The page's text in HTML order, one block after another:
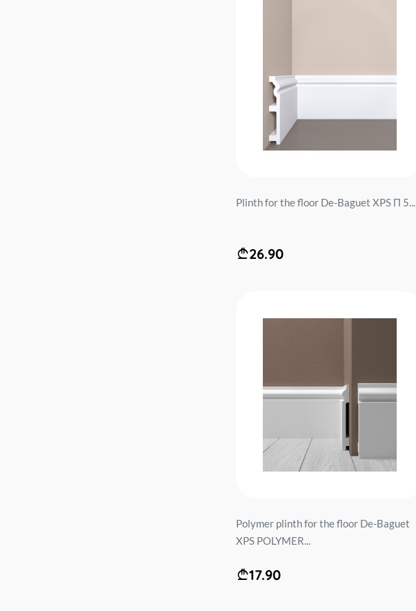
Plinth for the floor De-Baguet XPS П 5...
26.90
Polymer plinth for the floor De-Baguet
XPS POLYMER...
17.90